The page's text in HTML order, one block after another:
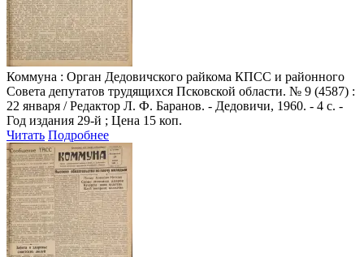
Коммуна : Орган Дедовичского райкома КПСС и районного
Совета депутатов трудящихся Псковской области. № 9 (4587) :
22 января / Редактор Л. Ф. Баранов. - Дедовичи, 1960. - 4 с. -
Год издания 29-й ; Цена 15 коп.
Читать Подробнее